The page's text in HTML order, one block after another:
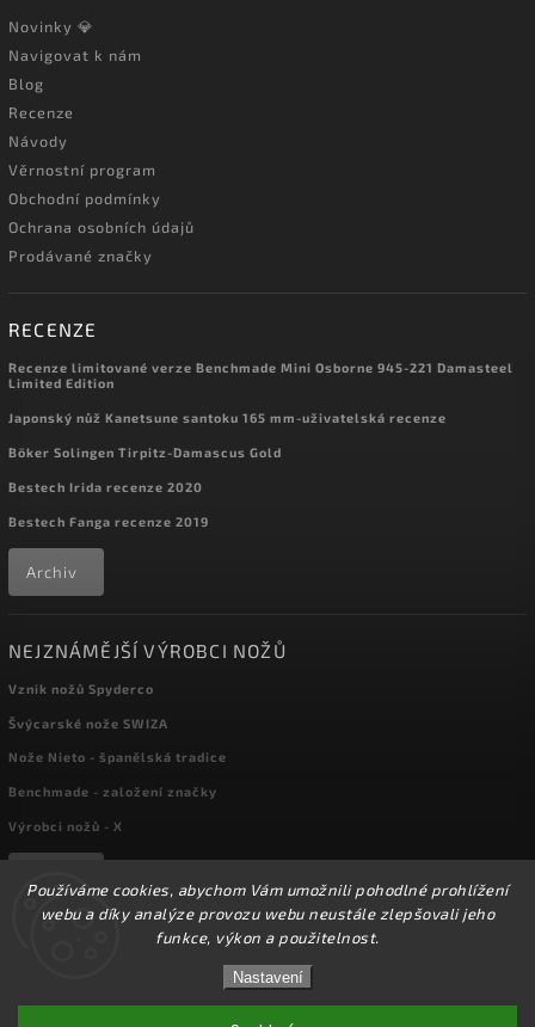
Používáme cookies, abychom Vám umožnili pohodlné prohlížení
webu a díky analýze provozu webu neustále zlepšovali jeho
funkce, výkon a použitelnost.
Nastavení
☀️Ve dnech 3-14.8 2026 máme zavřeno z důvodu
DOVOLENÉ. Eshop zůstává v provozu, objednávky
budeme zpracovávat v pondělí 17.8.2026. Děkujeme za
pochopení.☀️
Novinky 💎
Navigovat k nám
Blog
Recenze
Návody
Věrnostní program
Obchodní podmínky
Ochrana osobních údajů
Prodávané značky
RECENZE
Recenze limitované verze Benchmade Mini Osborne 945-221 Damasteel
Limited Edition
Japonský nůž Kanetsune santoku 165 mm-uživatelská recenze
Böker Solingen Tirpitz-Damascus Gold
Bestech Irida recenze 2020
Bestech Fanga recenze 2019
Archiv
NEJZNÁMĚJŠÍ VÝROBCI NOŽŮ
Vznik nožů Spyderco
Švýcarské nože SWIZA
Nože Nieto - španělská tradice
Benchmade - založení značky
Výrobci nožů - X
Upravit nastavení cookies